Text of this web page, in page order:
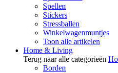
Spellen
Stickers
Stressballen
Winkelwagenmuntjes
Toon alle artikelen
Home & Living
Terug naar alle categorieën
Borden